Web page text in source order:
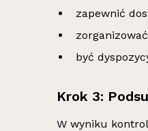
zapewnić
być
Krok 3:
W wyniku